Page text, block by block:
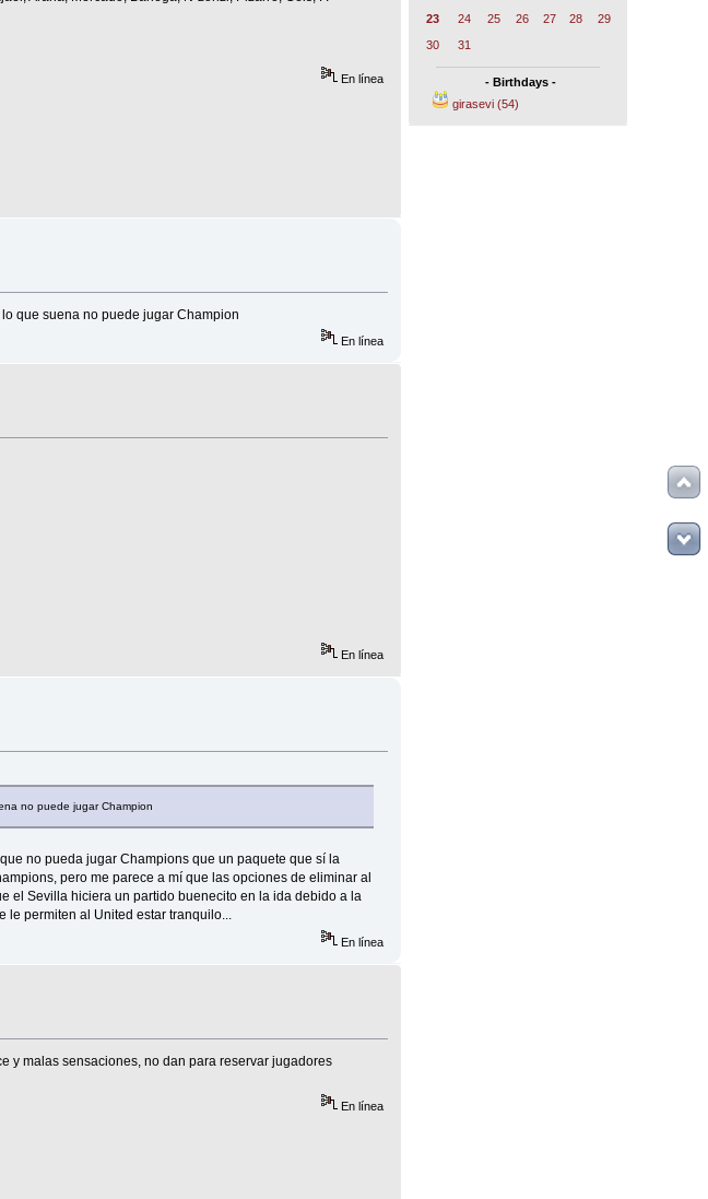
En línea
que suena no puede jugar Champion
En línea
En línea
no puede jugar Champion
no pueda jugar Champions que un paquete que sí la
pero me parece a mí que las opciones de eliminar al
el Sevilla hiciera un partido buenecito en la ida debido a la
le permiten al United estar tranquilo...
En línea
y malas sensaciones, no dan para reservar jugadores
En línea
23
24 25 26 27 28
29
30
31
- Birthdays -
girasevi (54)